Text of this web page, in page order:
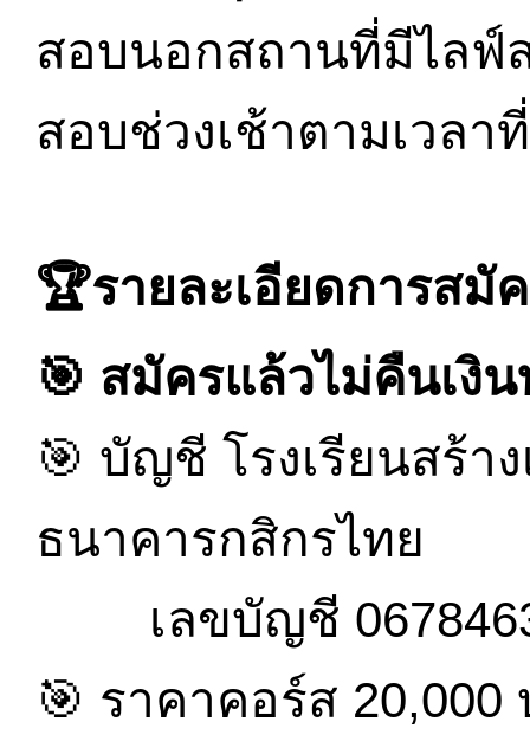
สอบนอกสถานที่มีไลฟ์
สอบช่วงเช้าตามเวลา
🏆รายละเอียดการสมั
🎯 สมัครแล้วไม่คืนเงิ
🎯 บัญชี โรงเรียนสร้
ธนาคารกสิกรไทย
เลขบัญชี
🎯 ราคาคอร์ส 20,000